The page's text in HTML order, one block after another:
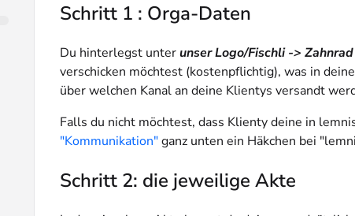
Schritt 1 : Orga-Daten
Du hinterlegst unterunser Logo/Fischli ->
verschicken möchtest (kostenpflichtig), was in
über welchen Kanal an deine Klientys versandt
Falls du nicht möchtest, dass Klienty deine in
"Kommunikation"ganz unten ein Häkchen bei
Schritt 2: die jeweilige Akte